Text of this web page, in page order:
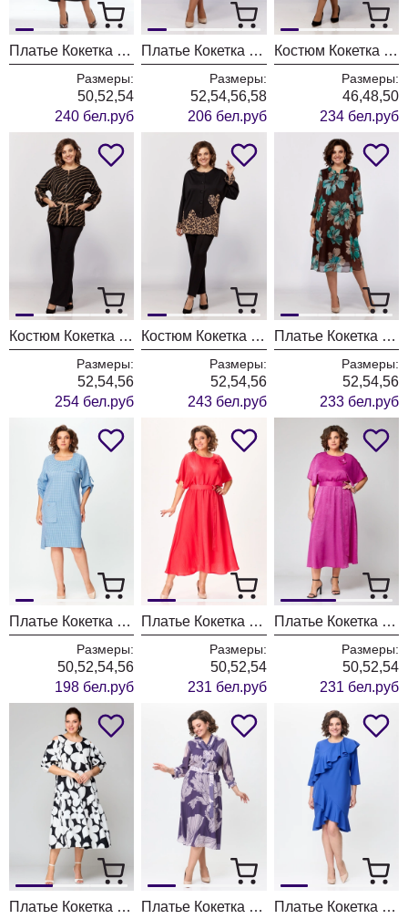
Платье Кокетка и К 1238
Размеры:
50,52,54
240 бел.руб
Платье Кокетка и К 1220 фуксия
Размеры:
52,54,56,58
206 бел.руб
Костюм Кокетка и К 1208
Размеры:
46,48,50
234 бел.руб
Костюм Кокетка и К 1201-1 черный+коричневый
Размеры:
52,54,56
254 бел.руб
Костюм Кокетка и К 1205 черный+леопард
Размеры:
52,54,56
243 бел.руб
Платье Кокетка и К 1165
Размеры:
52,54,56
233 бел.руб
Платье Кокетка и К 1166 голубой
Размеры:
50,52,54,56
198 бел.руб
Платье Кокетка и К 1153-2 красный
Размеры:
50,52,54
231 бел.руб
Платье Кокетка и К 1153
Размеры:
50,52,54
231 бел.руб
Платье Кокетка и К 1147 белый+черный Платье Кокетка и К 1132 Платье Кокетка и К 1131 василек